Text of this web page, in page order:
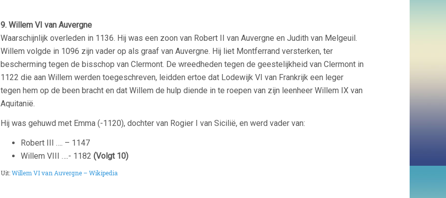
9. Willem VI van Auvergne
Waarschijnlijk overleden in 1136. Hij was een zoon van Robert II van Auvergne en Judith van Melgeuil.
Willem volgde in 1096 zijn vader op als graaf van Auvergne. Hij liet Montferrand versterken, ter
bescherming tegen de bisschop van Clermont. De wreedheden tegen de geestelijkheid van Clermont in
1122 die aan Willem werden toegeschreven, leidden ertoe dat Lodewijk VI van Frankrijk een leger
tegen hem op de been bracht en dat Willem de hulp diende in te roepen van zijn leenheer Willem IX van
Aquitanië.
Hij was gehuwd met Emma (-1120), dochter van Rogier I van Sicilië, en werd vader van:
Robert III …. – 1147
Willem VIII ….- 1182 (Volgt 10)
Uit:Willem VI van Auvergne – Wikipedia